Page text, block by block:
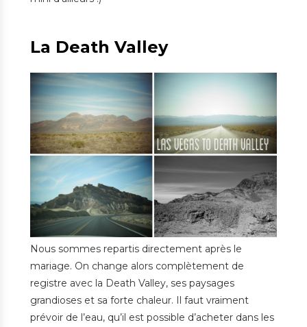
La Death Valley
Nous sommes repartis directement après le
mariage. On change alors complètement de
registre avec la Death Valley, ses paysages
grandioses et sa forte chaleur. Il faut vraiment
prévoir de l’eau, qu’il est possible d’acheter dans les